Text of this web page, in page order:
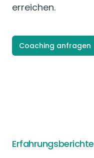
erreichen.
Coaching anfragen
Erfahrungsberichte